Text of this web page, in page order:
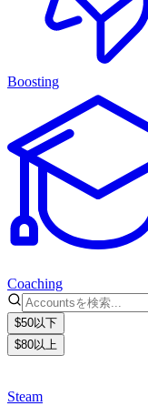
Boosting
Coaching
$50以下
$80以上
Steam